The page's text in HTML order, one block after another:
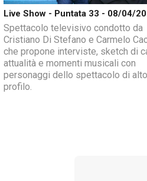
Live Show - Puntata 33 - 08/04/
Spettacolo televisivo condotto da
Cristiano Di Stefano e Carmelo
che propone interviste, sketch di
attualità e momenti musicali con
personaggi dello spettacolo di alto
profilo.